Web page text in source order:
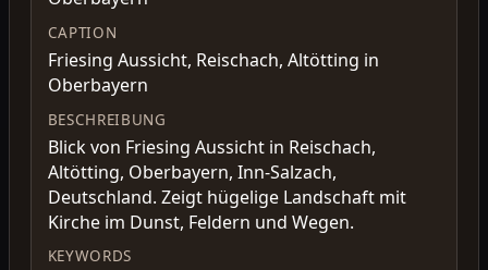
CAPTION
Friesing Aussicht, Reischach, Altötting in
Oberbayern
BESCHREIBUNG
Blick von Friesing Aussicht in Reischach,
Altötting, Oberbayern, Inn-Salzach,
Deutschland. Zeigt hügelige Landschaft mit
Kirche im Dunst, Feldern und Wegen.
KEYWORDS